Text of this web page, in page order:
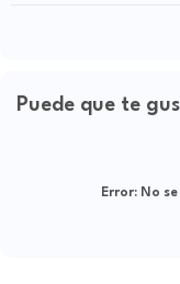
Puede que te
Error:No se